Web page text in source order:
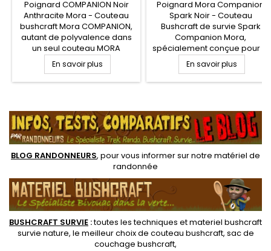
Poignard COMPANION Noir
Anthracite Mora - Couteau
bushcraft Mora COMPANION,
autant de polyvalence dans
un seul couteau MORA
Bushcraft qui saura s'adapter
à toutes vos envies et
besoins. Lame en acier Inox
avec passant pour ceinture
En savoir plus
Poignard Mora Companion
Spark Noir - Couteau
Bushcraft de survie Spark
Companion Mora,
spécialement conçue pour le
bushcraft, la survie et les
travaux en pleine nature.
Couteau Mora Companion
gomme anti dérapant. Pierre
à feu intégrée au manche.
Lanyard nylon.
En savoir plus
BLOG RANDONNEURS, pour vous informer sur notre matériel de
randonnée
BUSHCRAFT SURVIE :toutes les techniques etmateriel bushcraft
survie nature, le meilleur choix de couteau bushcraft, sac de
couchage bushcraft,